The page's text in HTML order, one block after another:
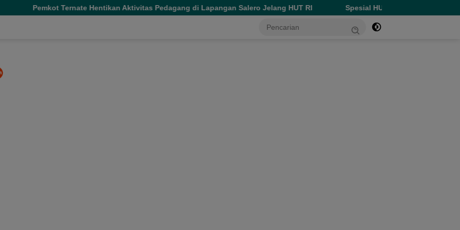
Ternate Hentikan Aktivitas Pedagang di Lapangan Salero Jelang HUT RI Spesial HUT ke-81 RI, Perumda Ake Gaale